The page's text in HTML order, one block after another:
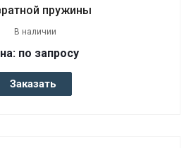
пружины
В наличии
по запросу
Заказать